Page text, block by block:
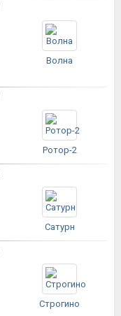
Волна
Ротор-2
Сатурн
Строгино